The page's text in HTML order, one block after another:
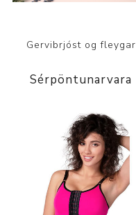
Gervibrjóst og fleygar
Sérpöntunarvara